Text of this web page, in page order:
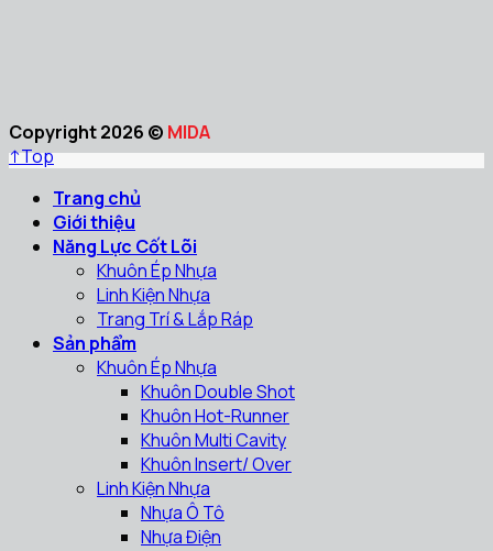
Copyright 2026 © MIDA
↑Top
Trang chủ
Giới thiệu
Năng Lực Cốt Lõi
Khuôn Ép Nhựa
Linh Kiện Nhựa
Trang Trí & Lắp Ráp
Sản phẩm
Khuôn Ép Nhựa
Khuôn Double Shot
Khuôn Hot-Runner
Khuôn Multi Cavity
Khuôn Insert/ Over
Linh Kiện Nhựa
Nhựa Ô Tô
Nhựa Điện